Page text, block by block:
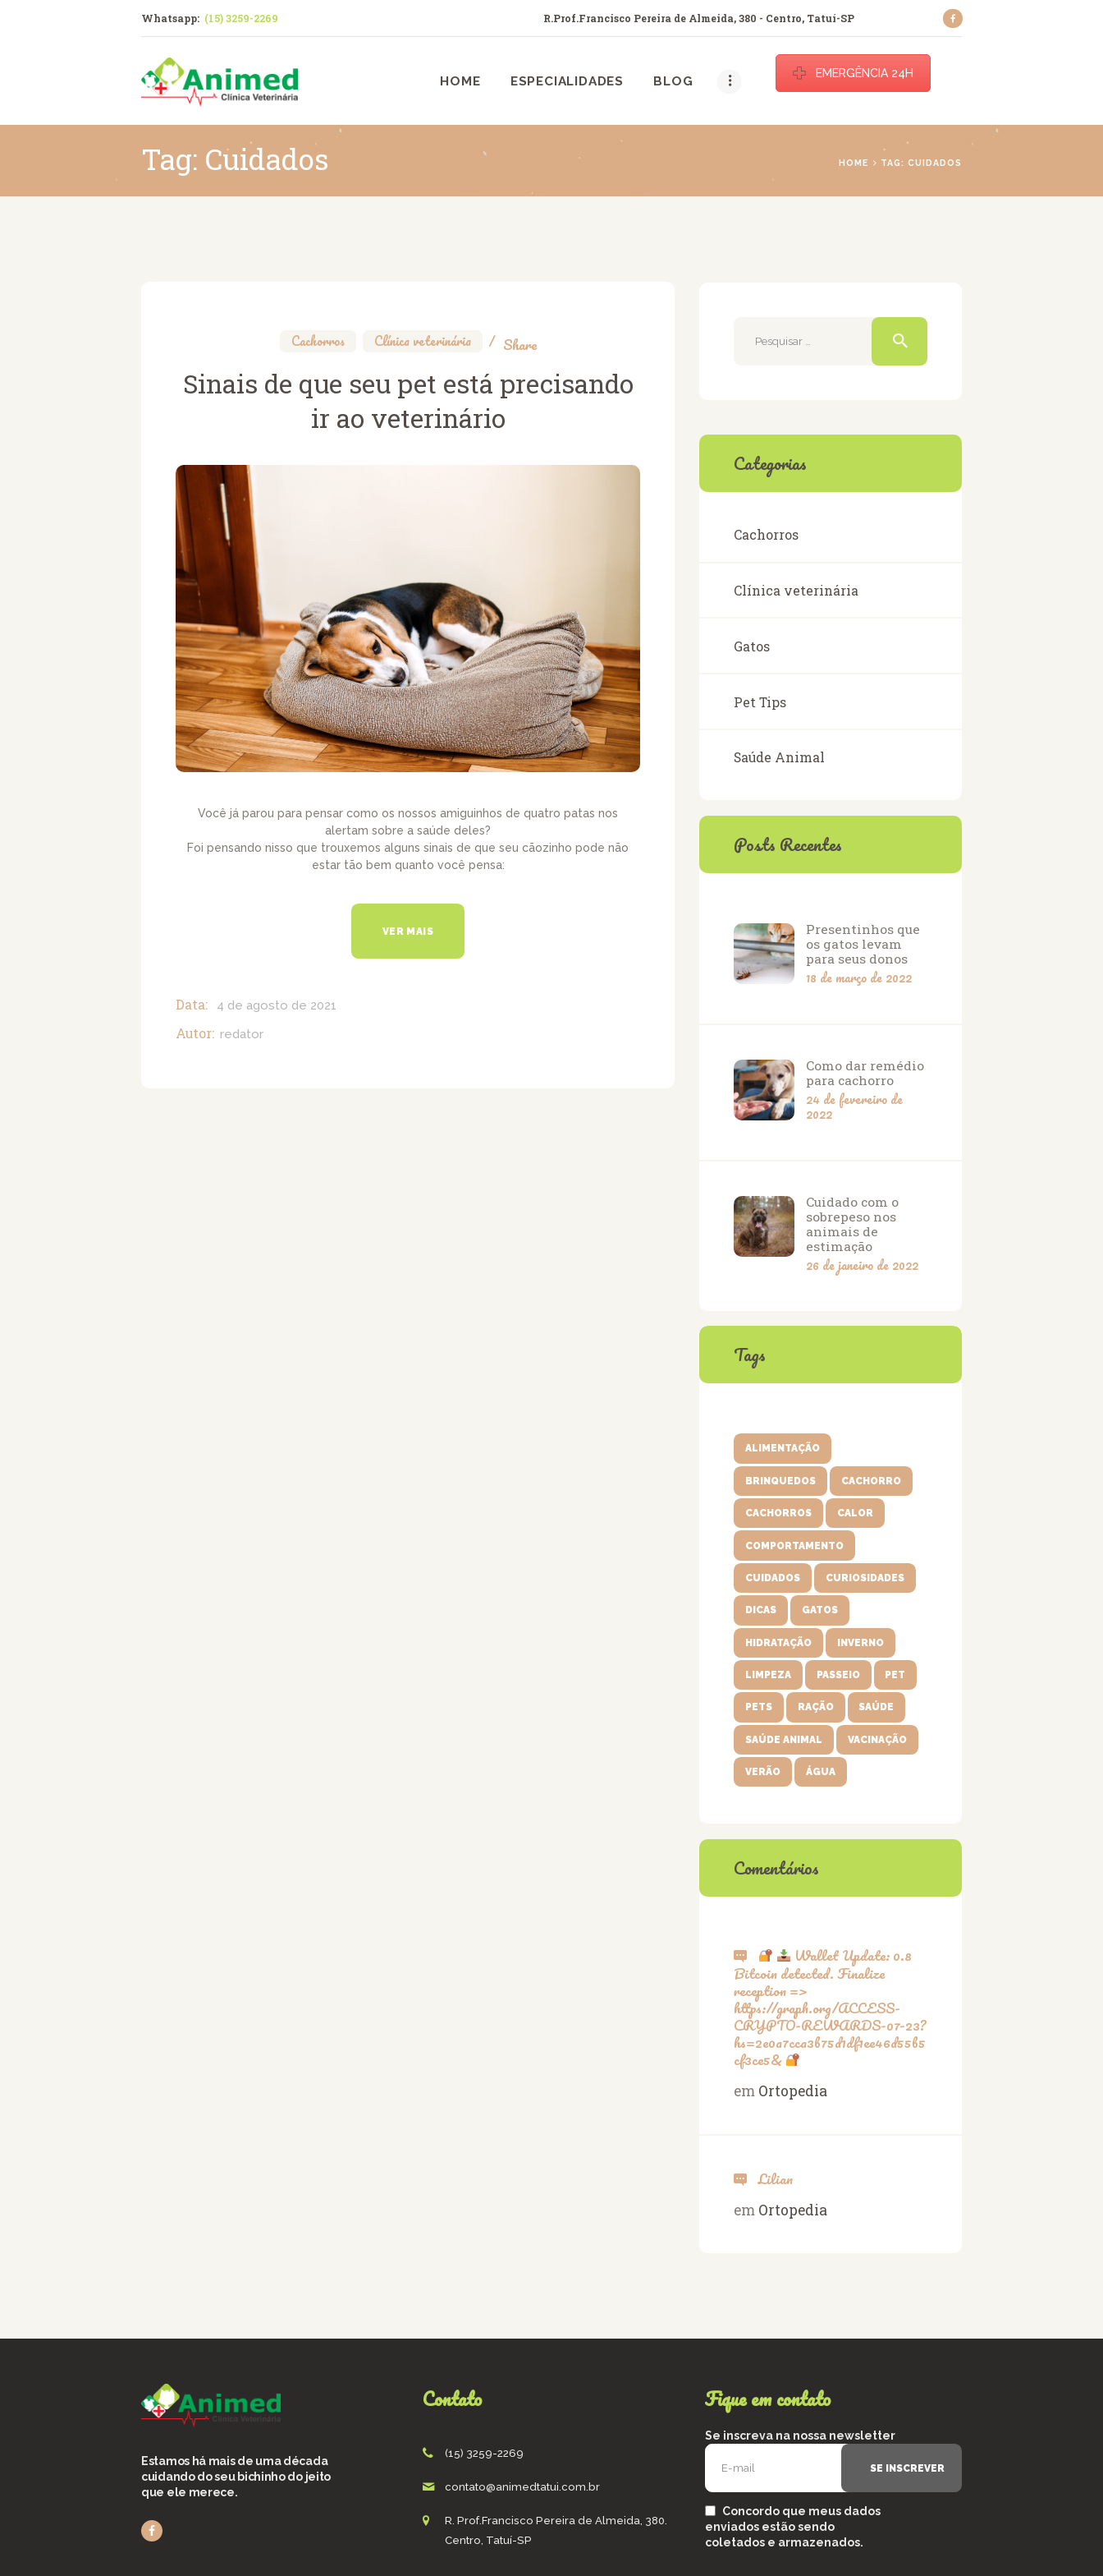
Whatsapp: (15) 3259-2269 R.Prof.Francisco Pereira de Almeida, 380 - Centro, Tatuí-SP
HOME ESPECIALIDADES BLOG
EMERGÊNCIA 24H
Tag: Cuidados HOME TAG: CUIDADOS
Estamos há mais de uma década cuidando do seu bichinho do jeito que ele merece.
Cachorros Clínica veterinária Share
Sinais de que seu pet está precisando
ir ao veterinário
Você já parou para pensar como os nossos amiguinhos de quatro patas nos
alertam sobre a saúde deles?
Foi pensando nisso que trouxemos alguns sinais de que seu cãozinho pode não
estar tão bem quanto você pensa:
VER MAIS
Data: 4 de agosto de 2021
Autor: redator
Categorias
Cachorros
Clínica veterinária
Gatos
Pet Tips
Saúde Animal
Posts Recentes
Presentinhos que
os gatos levam
para seus donos
18 de março de 2022
Como dar remédio
para cachorro
24 de fevereiro de
2022
Cuidado com o
sobrepeso nos
animais de
estimação
26 de janeiro de 2022
Tags
ALIMENTAÇÃO
BRINQUEDOS CACHORRO
CACHORROS CALOR
COMPORTAMENTO
CUIDADOS CURIOSIDADES
DICAS GATOS
HIDRATAÇÃO INVERNO
LIMPEZA PASSEIO PET
PETS RAÇÃO SAÚDE
SAÚDE ANIMAL VACINAÇÃO
VERÃO ÁGUA
Comentários
Wallet Update: 0.8
Bitcoin detected. Finalize
reception =>
https://graph.org/ACCESS-
CRYPTO-REWARDS-07-23?
hs=2e0a7cca3b75d1df1ee46d55b5
cf3ce5&
em Ortopedia
Lilian
em Ortopedia
Estamos há mais de uma década
cuidando do seu bichinho do jeito
que ele merece.
Contato
(15) 3259-2269
contato@animedtatui.com.br
R. Prof.Francisco Pereira de Almeida, 380.
Centro, Tatuí-SP
Fique em contato
Se inscreva na nossa newsletter
Concordo que meus dados
enviados estão sendo
coletados e armazenados.